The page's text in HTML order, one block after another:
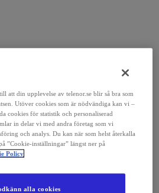
att din upplevelse av telenor.se blir så bra som
Utöver cookies som är nödvändiga kan vi –
cookies för statistik och personaliserad
in delar vi med andra företag som vi
och analys. Du kan när som helst återkalla
”Cookie-inställningar” längst ner på
Policy
alla cookies